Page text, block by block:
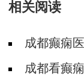
相关阅读
成都癫痫
成都看癫